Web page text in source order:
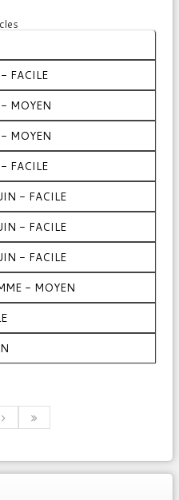
FACILE
MOYEN
MOYEN
FACILE
- FACILE
- FACILE
- FACILE
- MOYEN